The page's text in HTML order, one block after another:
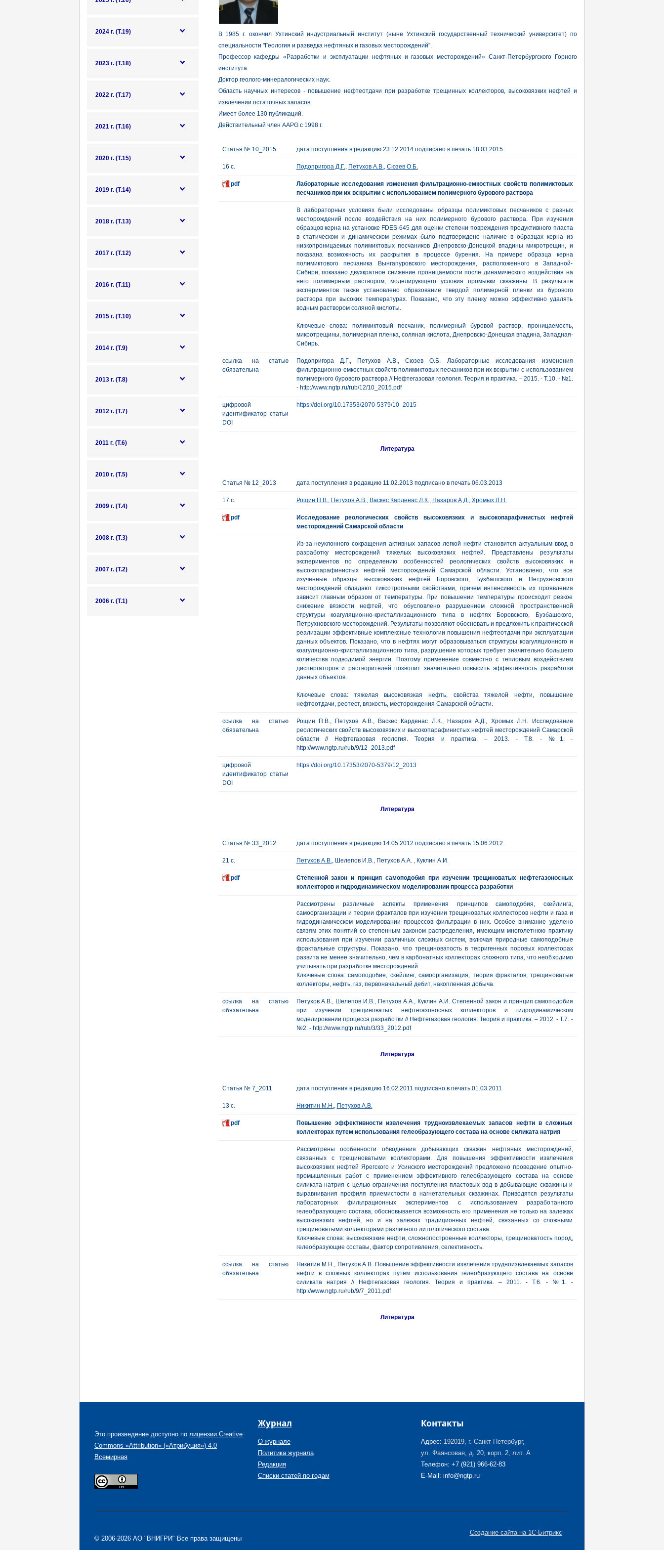
2024 г. (Т.19)
2023 г. (Т.18)
2022 г. (Т.17)
2021 г. (Т.16)
2020 г. (Т.15)
2019 г. (Т.14)
2018 г. (Т.13)
2017 г. (Т.12)
2016 г. (Т.11)
2015 г. (Т.10)
2014 г. (Т.9)
2013 г. (Т.8)
2012 г. (Т.7)
2011 г. (Т.6)
2010 г. (Т.5)
2009 г. (Т.4)
2008 г. (Т.3)
2007 г. (Т.2)
2006 г. (Т.1)
В 1985 г. окончил Ухтинский индустриальный институт (ныне Ухтинский государственный технический университет) по
специальности "Геология и разведка нефтяных и газовых месторождений".
Профессор кафедры «Разработки и эксплуатации нефтяных и газовых месторождений» Санкт-Петербургского Горного
института.
Доктор геолого-минералогических наук.
Область научных интересов - повышение нефтеотдачи при разработке трещинных коллекторов, высоковязких нефтей и
извлечении остаточных запасов.
Имеет более 130 публикаций.
Действительный член AAPG с 1998 г.
Статья № 10_2015 дата поступления в редакцию 23.12.2014 подписано в печать 18.03.2015
16 с. Подопригора Д.Г., Петухов А.В., Сюзев О.Б.
pdf
Лабораторные исследования изменения фильтрационно-емкостных свойств полимиктовых
песчаников при их вскрытии с использованием полимерного бурового раствора
В лабораторных условиях были исследованы образцы полимиктовых песчаников с разных
месторождений после воздействия на них полимерного бурового раствора. При изучении
образцов керна на установке FDES-645 для оценки степени повреждения продуктивного пласта
в статическом и динамическом режимах было подтверждено наличие в образцах керна из
низкопроницаемых полимиктовых песчаников Днепровско-Донецкой впадины микротрещин, и
показана возможность их раскрытия в процессе бурения. На примере образца керна
полимиктового песчаника Вынгапуровского месторождения, расположенного в Западной-
Сибири, показано двухкратное снижение проницаемости после динамического воздействия на
него полимерным раствором, моделирующего условия промывки скважины. В результате
экспериментов также установлено образование твердой полимерной пленки из бурового
раствора при высоких температурах. Показано, что эту пленку можно эффективно удалять
водным раствором соляной кислоты.
Ключевые слова: полимиктовый песчаник, полимерный буровой раствор, проницаемость,
микротрещины, полимерная пленка, соляная кислота, Днепровско-Донецкая впадина, Западная-
Сибирь.
ссылка на статью
обязательна
Подопригора Д.Г., Петухов А.В., Сюзев О.Б. Лабораторные исследования изменения
фильтрационно-емкостных свойств полимиктовых песчаников при их вскрытии с использованием
полимерного бурового раствора // Нефтегазовая геология. Теория и практика. – 2015. - Т.10. - №1.
- http://www.ngtp.ru/rub/12/10_2015.pdf
цифровой
идентификатор статьи
DOI
https://doi.org/10.17353/2070-5379/10_2015
Литература
Статья № 12_2013 дата поступления в редакцию 11.02.2013 подписано в печать 06.03.2013
17 с. Рощин П.В., Петухов А.В., Васкес Карденас Л.К., Назаров А.Д., Хромых Л.Н.
pdf
Исследование реологических свойств высоковязких и высокопарафинистых нефтей
месторождений Самарской области
Из-за неуклонного сокращения активных запасов легкой нефти становится актуальным ввод в
разработку месторождений тяжелых высоковязких нефтей. Представлены результаты
экспериментов по определению особенностей реологических свойств высоковязких и
высокопарафинистых нефтей месторождений Самарской области. Установлено, что все
изученные образцы высоковязких нефтей Боровского, Бузбашского и Петрухновского
месторождений обладают тиксотропными свойствами, причем интенсивность их проявления
зависит главным образом от температуры. При повышении температуры происходит резкое
снижение вязкости нефтей, что обусловлено разрушением сложной пространственной
структуры коагуляционно-кристаллизационного типа в нефтях Боровского, Бузбашского,
Петрухновского месторождений. Результаты позволяют обосновать и предложить к практической
реализации эффективные комплексные технологии повышения нефтеотдачи при эксплуатации
данных объектов. Показано, что в нефтях могут образовываться структуры коагуляционного и
коагуляционно-кристаллизационного типа, разрушение которых требует значительно большего
количества подводимой энергии. Поэтому применение совместно с тепловым воздействием
диспергаторов и растворителей позволит значительно повысить эффективность разработки
данных объектов.
Ключевые слова: тяжелая высоковязкая нефть, свойства тяжелой нефти, повышение
нефтеотдачи, реотест, вязкость, месторождения Самарской области.
ссылка на статью
обязательна
Рощин П.В., Петухов А.В., Васкес Карденас Л.К., Назаров А.Д., Хромых Л.Н. Исследование
реологических свойств высоковязких и высокопарафинистых нефтей месторождений Самарской
области // Нефтегазовая геология. Теория и практика. – 2013. - Т.8. - №1. -
http://www.ngtp.ru/rub/9/12_2013.pdf
цифровой
идентификатор статьи
DOI
https://doi.org/10.17353/2070-5379/12_2013
Литература
Статья № 33_2012 дата поступления в редакцию 14.05.2012 подписано в печать 15.06.2012
21 с. Петухов А.В., Шелепов И.В., Петухов А.А. , Куклин А.И.
pdf
Степенной закон и принцип самоподобия при изучении трещиноватых нефтегазоносных
коллекторов и гидродинамическом моделировании процесса разработки
Рассмотрены различные аспекты применения принципов самоподобия, скейлинга,
самоорганизации и теории фракталов при изучении трещиноватых коллекторов нефти и газа и
гидродинамическом моделировании процессов фильтрации в них. Особое внимание уделено
связям этих понятий со степенным законом распределения, имеющим многолетнюю практику
использования при изучении различных сложных систем, включая природные самоподобные
фрактальные структуры. Показано, что трещиноватость в терригенных поровых коллекторах
развита не менее значительно, чем в карбонатных коллекторах сложного типа, что необходимо
учитывать при разработке месторождений.
Ключевые слова: самоподобие, скейлинг, самоорганизация, теория фракталов, трещиноватые
коллекторы, нефть, газ, первоначальный дебит, накопленная добыча.
ссылка на статью
обязательна
Петухов А.В., Шелепов И.В., Петухов А.А., Куклин А.И. Степенной закон и принцип самоподобия
при изучении трещиноватых нефтегазоносных коллекторов и гидродинамическом
моделировании процесса разработки // Нефтегазовая геология. Теория и практика. – 2012. - Т.7. -
№2. - http://www.ngtp.ru/rub/3/33_2012.pdf
Литература
Статья № 7_2011 дата поступления в редакцию 16.02.2011 подписано в печать 01.03.2011
13 с. Никитин М.Н., Петухов А.В.
pdf
Повышение эффективности извлечения трудноизвлекаемых запасов нефти в сложных
коллекторах путем использования гелеобразующего состава на основе силиката натрия
Рассмотрены особенности обводнения добывающих скважин нефтяных месторождений,
связанных с трещиноватыми коллекторами. Для повышения эффективности извлечения
высоковязких нефтей Ярегского и Усинского месторождений предложено проведение опытно-
промышленных работ с применением эффективного гелеобразующего состава на основе
силиката натрия с целью ограничения поступления пластовых вод в добывающие скважины и
выравнивания профиля приемистости в нагнетательных скважинах. Приводятся результаты
лабораторных фильтрационных экспериментов с использованием разработанного
гелеобразующего состава, обосновывается возможность его применения не только на залежах
высоковязких нефтей, но и на залежах традиционных нефтей, связанных со сложными
трещиноватыми коллекторами различного литологического состава.
Ключевые слова: высоковязкие нефти, сложнопостроенные коллекторы, трещиноватость пород,
гелеобразующие составы, фактор сопротивления, селективность.
ссылка на статью
обязательна
Никитин М.Н., Петухов А.В. Повышение эффективности извлечения трудноизвлекаемых запасов
нефти в сложных коллекторах путем использования гелеобразующего состава на основе
силиката натрия // Нефтегазовая геология. Теория и практика. – 2011. - Т.6. - №1. -
http://www.ngtp.ru/rub/9/7_2011.pdf
Литература
Это произведение доступно по лицензии Creative
Commons «Attribution» («Атрибуция») 4.0
Всемирная
Журнал
О журнале
Политика журнала
Редакция
Списки статей по годам
Контакты
Адрес: 192019, г. Санкт-Петербург,
ул. Фаянсовая, д. 20, корп. 2, лит. А
Телефон: +7 (921) 966-62-83
E-Mail: info@ngtp.ru
© 2006-2026 АО "ВНИГРИ" Все права защищены
Создание сайта на 1С-Битрикс